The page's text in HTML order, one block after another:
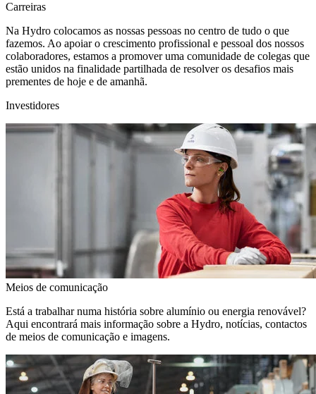
Carreiras
Na Hydro colocamos as nossas pessoas no centro de tudo o que
fazemos. Ao apoiar o crescimento profissional e pessoal dos nossos
colaboradores, estamos a promover uma comunidade de colegas que
estão unidos na finalidade partilhada de resolver os desafios mais
prementes de hoje e de amanhã.
Investidores
Meios de comunicação
Está a trabalhar numa história sobre alumínio ou energia renovável?
Aqui encontrará mais informação sobre a Hydro, notícias, contactos
de meios de comunicação e imagens.